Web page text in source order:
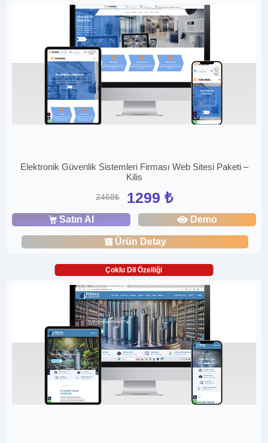
Elektronik Güvenlik Sistemleri Firması Web Sitesi Paketi –
Kilis
2468₺ 1299 ₺
Satın Al Demo
Ürün Detay
Çoklu Dil Özelliği